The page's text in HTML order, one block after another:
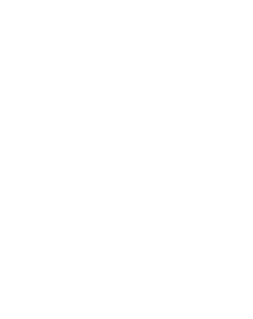
inte om teori – det
på plats
för CE-märkning – vad
för CE-märkning – vad du
löser viktiga
löser viktiga